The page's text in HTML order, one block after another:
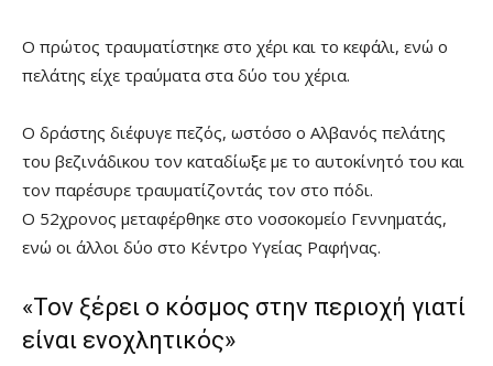
Ο πρώτος τραυματίστηκε στο χέρι και το κεφάλι, ενώ ο
πελάτης είχε τραύματα στα δύο του χέρια.
Ο δράστης διέφυγε πεζός, ωστόσο ο Αλβανός πελάτης
του βεζινάδικου τον καταδίωξε με το αυτοκίνητό του και
τον παρέσυρε τραυματίζοντάς τον στο πόδι.
Ο 52χρονος μεταφέρθηκε στο νοσοκομείο Γεννηματάς,
ενώ οι άλλοι δύο στο Κέντρο Υγείας Ραφήνας.
«Τον ξέρει ο κόσμος στην περιοχή γιατί
είναι ενοχλητικός»